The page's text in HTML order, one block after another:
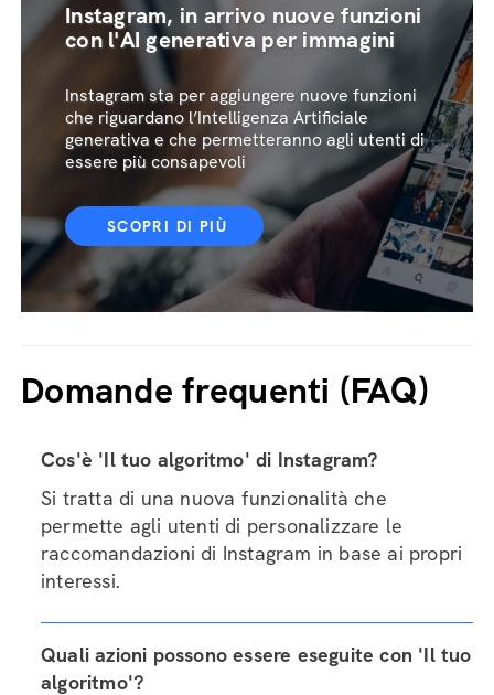
Instagram, in arrivo nuove funzioni
con l'AI generativa per immagini
Instagram sta per aggiungere nuove funzioni
che riguardano l’Intelligenza Artificiale
generativa e che permetteranno agli utenti di
essere più consapevoli
SCOPRI DI PIÙ
Domande frequenti (FAQ)
Cos'è 'Il tuo algoritmo' di Instagram?
Si tratta di una nuova funzionalità che
permette agli utenti di personalizzare le
raccomandazioni di Instagram in base ai propri
interessi.
Quali azioni possono essere eseguite con 'Il tuo
algoritmo'?